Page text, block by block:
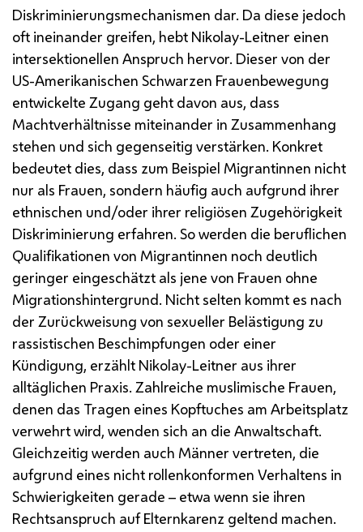
Diskriminierungsmechanismen dar. Da diese jedoch
oft ineinander greifen, hebt Nikolay-Leitner einen
intersektionellen Anspruch hervor. Dieser von der
US-Amerikanischen Schwarzen Frauenbewegung
entwickelte Zugang geht davon aus, dass
Machtverhältnisse miteinander in Zusammenhang
stehen und sich gegenseitig verstärken. Konkret
bedeutet dies, dass zum Beispiel Migrantinnen nicht
nur als Frauen, sondern häufig auch aufgrund ihrer
ethnischen und/oder ihrer religiösen Zugehörigkeit
Diskriminierung erfahren. So werden die beruflichen
Qualifikationen von Migrantinnen noch deutlich
geringer eingeschätzt als jene von Frauen ohne
Migrationshintergrund. Nicht selten kommt es nach
der Zurückweisung von sexueller Belästigung zu
rassistischen Beschimpfungen oder einer
Kündigung, erzählt Nikolay-Leitner aus ihrer
alltäglichen Praxis. Zahlreiche muslimische Frauen,
denen das Tragen eines Kopftuches am Arbeitsplatz
verwehrt wird, wenden sich an die Anwaltschaft.
Gleichzeitig werden auch Männer vertreten, die
aufgrund eines nicht rollenkonformen Verhaltens in
Schwierigkeiten gerade – etwa wenn sie ihren
Rechtsanspruch auf Elternkarenz geltend machen.